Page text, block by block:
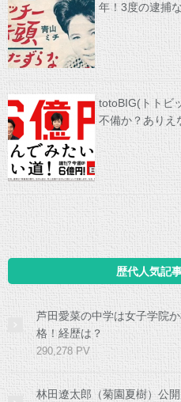
年！3度の逮捕
totoBIG(トトビ
不備か？ありえ
歴代人気記
芦田愛菜の中学は女子学院
格！経歴は？
290,278 PV
林田遼太郎（菊園夏樹）公